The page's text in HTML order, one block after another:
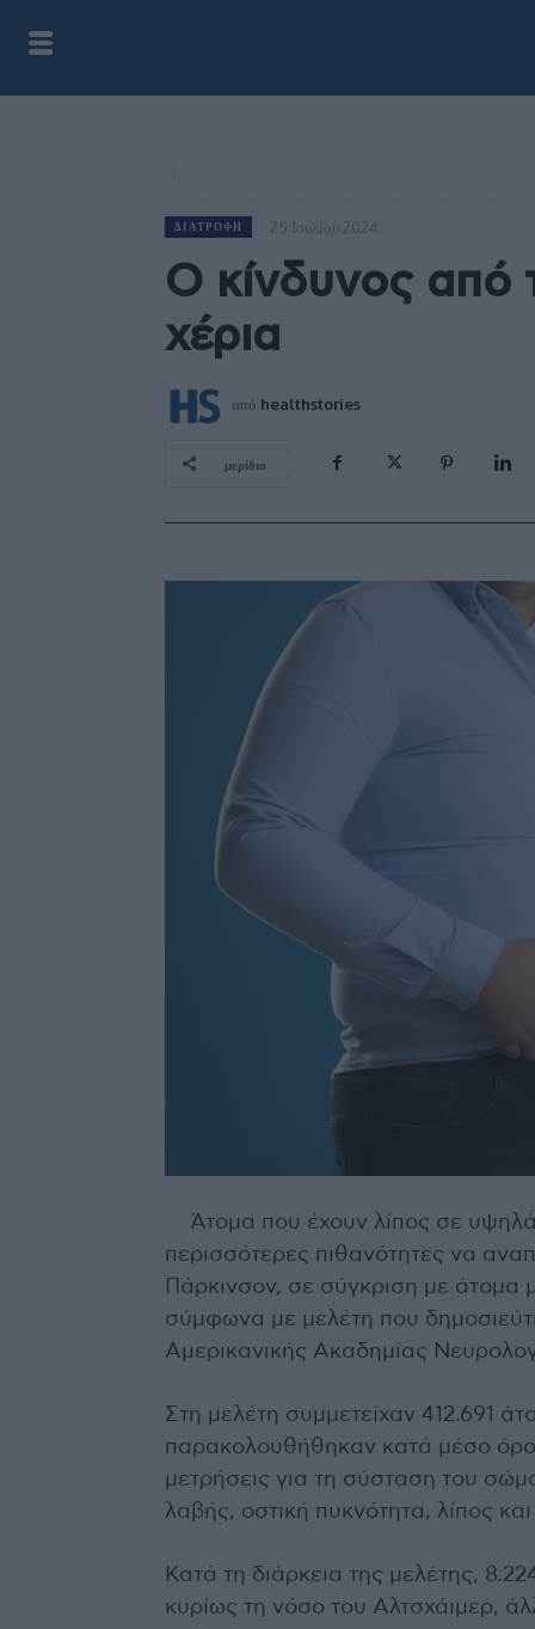
ΔΙΑΤΡΟΦΉ 25 Ιουλίου 2024
Ο κίνδυνος από
χέρια
από healthstories
μερίδιο
Άτομα που έχουν λίπος σε
περισσότερες πιθανότητες να
Πάρκινσον, σε σύγκριση με άτομα
σύμφωνα με μελέτη που
Αμερικανικής Ακαδημίας
Στη μελέτη συμμετείχαν 412.691
παρακολουθήθηκαν κατά μέσο όρο
μετρήσεις για τη σύσταση του
λαβής, οστική πυκνότητα, λίπος
Κατά τη διάρκεια της μελέτης,
κυρίως τη νόσο του Αλτσχάιμερ,